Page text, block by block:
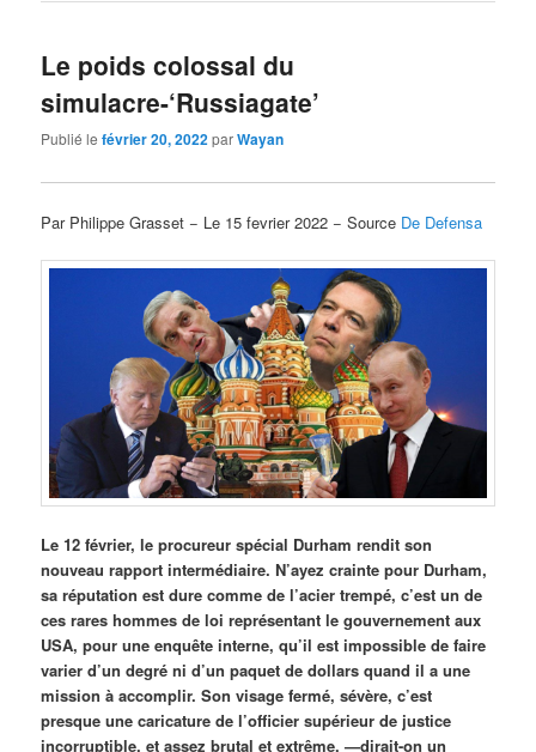
Le poids colossal du
simulacre-‘Russiagate’
Publié lefévrier 20, 2022parWayan
Par Philippe Grasset − Le 15 fevrier 2022 − Source De Defensa
Le 12 février, le procureur spécial Durham rendit son
nouveau rapport intermédiaire. N’ayez crainte pour Durham,
sa réputation est dure comme de l’acier trempé, c’est un de
ces rares hommes de loi représentant le gouvernement aux
USA, pour une enquête interne, qu’il est impossible de faire
varier d’un degré ni d’un paquet de dollars quand il a une
mission à accomplir. Son visage fermé, sévère, c’est
presque une caricature de l’officier supérieur de justice
incorruptible, et assez brutal et extrême, —dirait-on un